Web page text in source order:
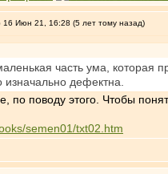
16 Июн 21, 16:28 (5 лет тому назад)
часть ума, которая
изначально дефектна.
по поводу этого. Чтобы
semen01/txt02.htm